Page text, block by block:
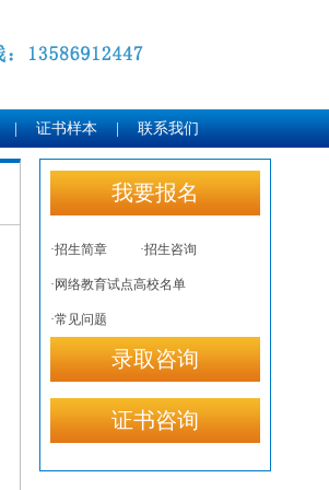
证书样本 联系我们
我要报名
·招生简章 ·招生咨询
·网络教育试点高校名单
·常见问题
录取咨询
证书咨询